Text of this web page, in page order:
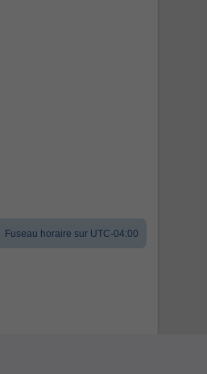
Fuseau horaire sur UTC-04:00